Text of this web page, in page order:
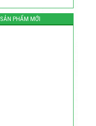
SẢN PHẨM MỚI